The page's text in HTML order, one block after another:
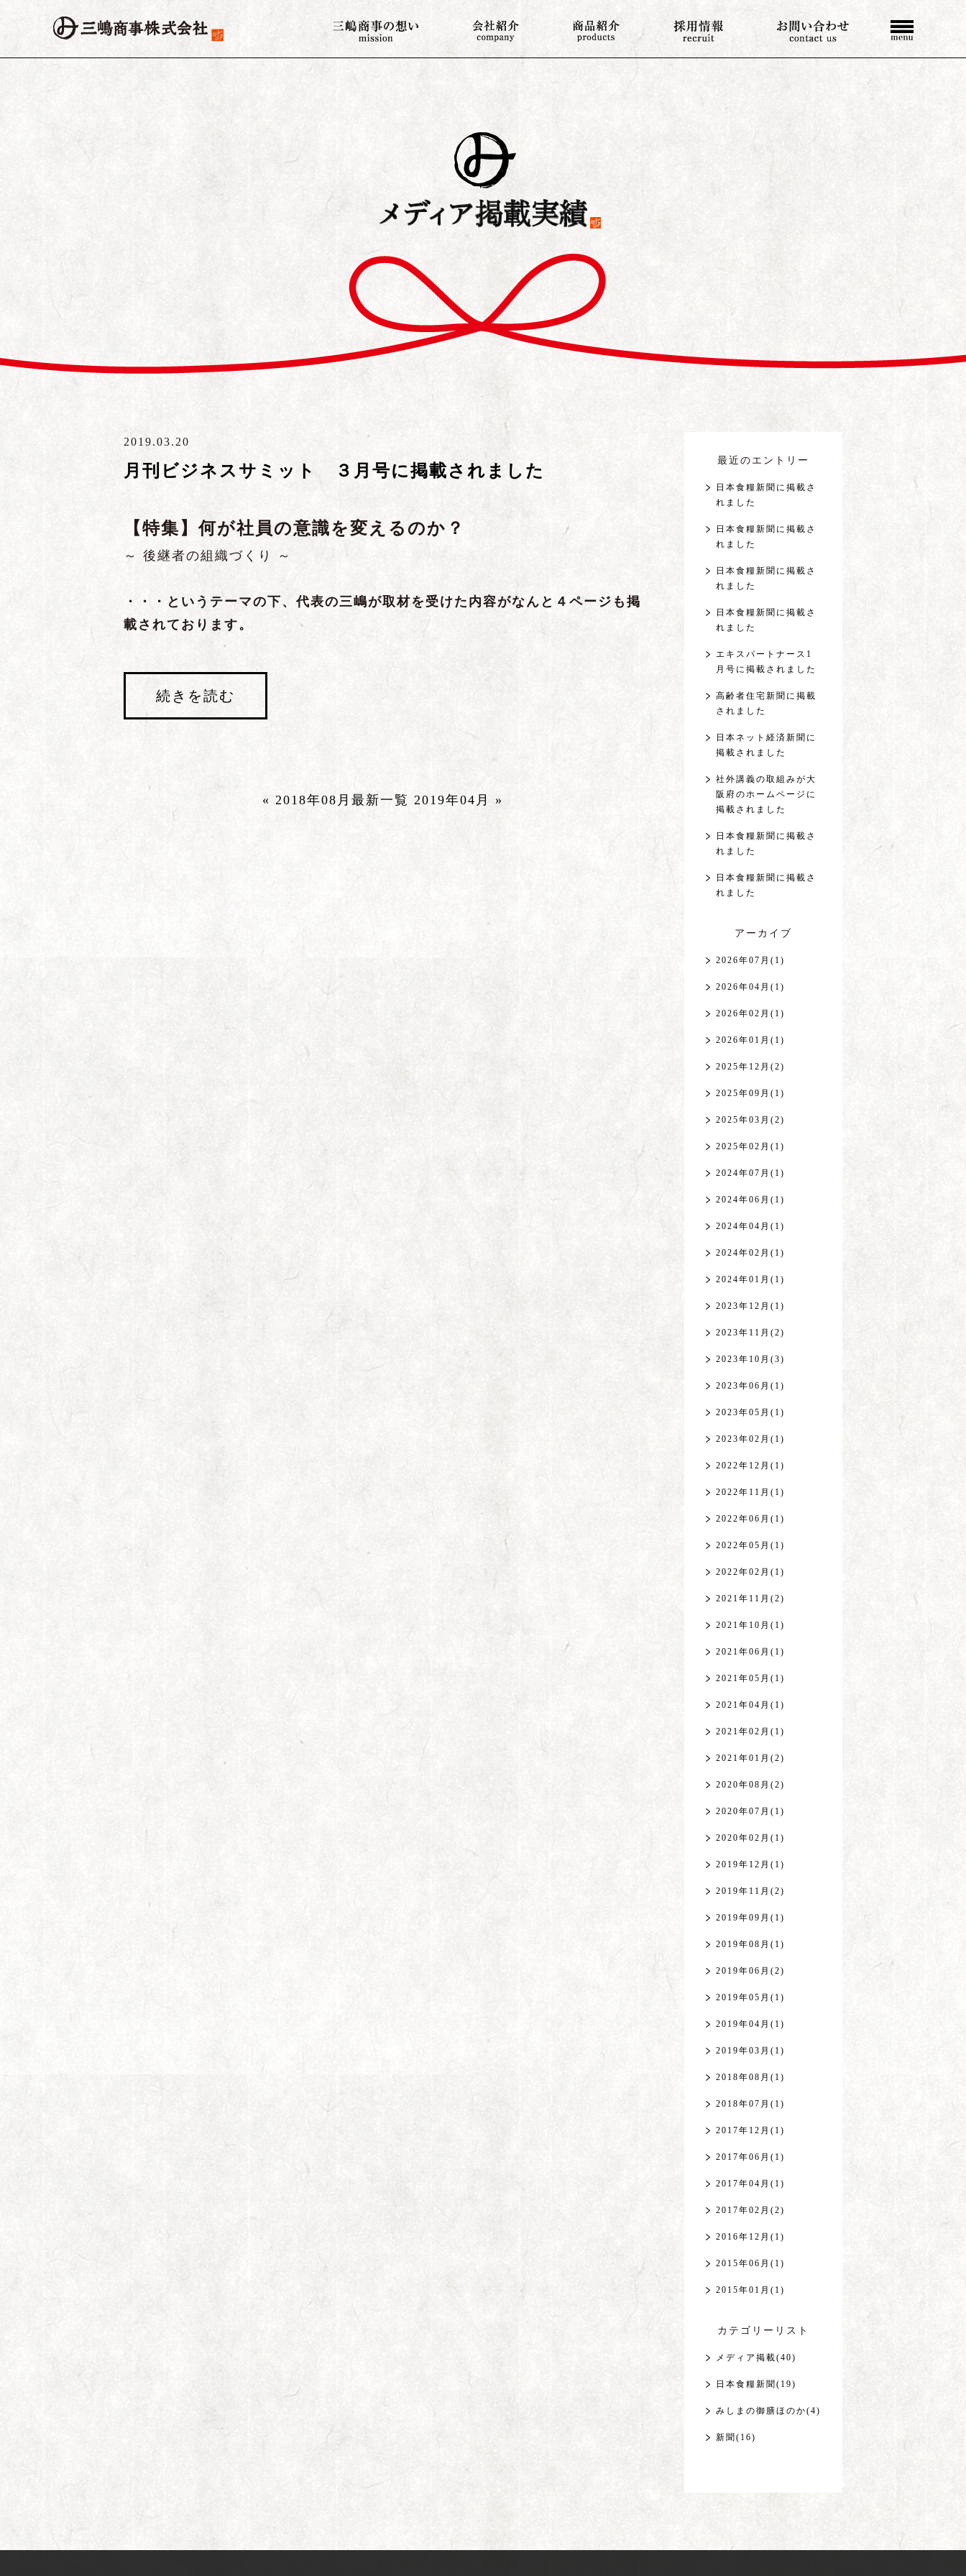
2019.03.20
月刊ビジネスサミット ３月号に掲載されました
【特集】何が社員の意識を変えるのか？
～ 後継者の組織づくり ～
・・・というテーマの下、代表の三嶋が取材を受けた内容がなんと ４ページも掲
載されて おります。
続きを読む
« 2018年08月 最新一覧 2019年04月 »
最近のエントリー
日本食糧新聞に掲載さ
れました
日本食糧新聞に掲載さ
れました
日本食糧新聞に掲載さ
れました
日本食糧新聞に掲載さ
れました
エキスパートナース1
月号に掲載されました
高齢者住宅新聞に掲載
されました
日本ネット経済新聞に
掲載されました
社外講義の取組みが大
阪府のホームページに
掲載されました
日本食糧新聞に掲載さ
れました
日本食糧新聞に掲載さ
れました
アーカイブ
2026年07月(1)
2026年04月(1)
2026年02月(1)
2026年01月(1)
2025年12月(2)
2025年09月(1)
2025年03月(2)
2025年02月(1)
2024年07月(1)
2024年06月(1)
2024年04月(1)
2024年02月(1)
2024年01月(1)
2023年12月(1)
2023年11月(2)
2023年10月(3)
2023年06月(1)
2023年05月(1)
2023年02月(1)
2022年12月(1)
2022年11月(1)
2022年06月(1)
2022年05月(1)
2022年02月(1)
2021年11月(2)
2021年10月(1)
2021年06月(1)
2021年05月(1)
2021年04月(1)
2021年02月(1)
2021年01月(2)
2020年08月(2)
2020年07月(1)
2020年02月(1)
2019年12月(1)
2019年11月(2)
2019年09月(1)
2019年08月(1)
2019年06月(2)
2019年05月(1)
2019年04月(1)
2019年03月(1)
2018年08月(1)
2018年07月(1)
2017年12月(1)
2017年06月(1)
2017年04月(1)
2017年02月(2)
2016年12月(1)
2015年06月(1)
2015年01月(1)
カテゴリーリスト
メディア掲載(40)
日本食糧新聞(19)
みしまの御膳ほのか(4)
新聞(16)